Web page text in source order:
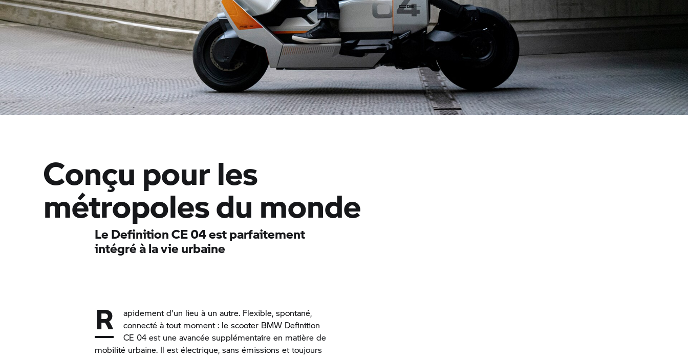
Conçu pour les
métropoles du monde
Le Definition CE 04 est parfaitement
intégré à la vie urbaine
R
apidement d'un lieu à un autre. Flexible, spontané,
connecté à tout moment : le scooter BMW Definition
CE 04 est une avancée supplémentaire en matière de
mobilité urbaine. Il est électrique, sans émissions et toujours